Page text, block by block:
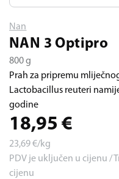
Nan
NAN 3 Optipro
800 g
Prah za pripremu
Lactobacillus reuteri
godine
18,95 €
23,69€/kg
PDV je uključen u cijenu /
cijenu